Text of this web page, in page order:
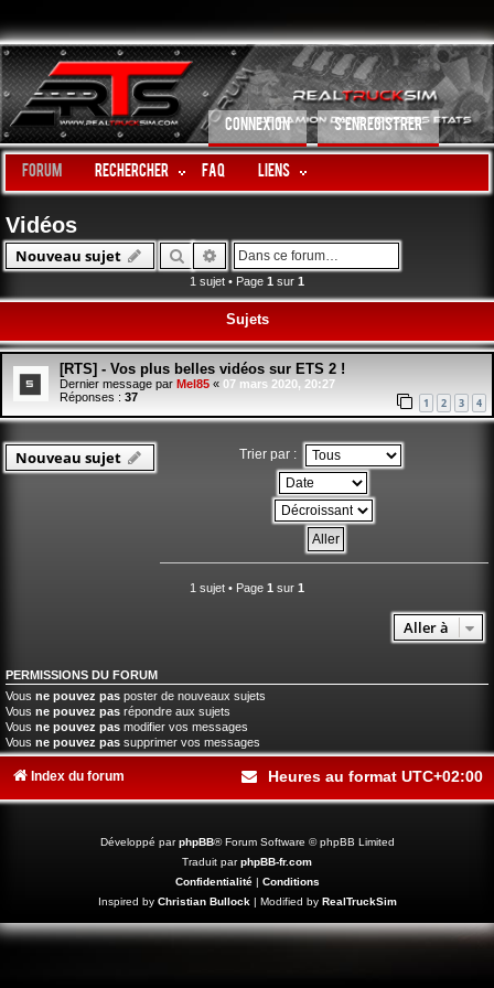
CONNEXION S’ENREGISTRER
Forum Rechercher FAQ LIENS
Vidéos
Nouveau sujet RechercherRecherche avancée
1 sujet • Page 1 sur 1
Sujets
[RTS] - Vos plus belles vidéos sur ETS 2 !
Dernier message par Mel85 « 07 mars 2020, 20:27
Réponses : 37 1 2 3 4
Nouveau sujet Trier par :
1 sujet • Page 1 sur 1
Aller à
PERMISSIONS DU FORUM
Vous ne pouvez pas poster de nouveaux sujets
Vous ne pouvez pas répondre aux sujets
Vous ne pouvez pas modifier vos messages
Vous ne pouvez pas supprimer vos messages
Index du forum Heures au format UTC+02:00
Développé parphpBB® Forum Software © phpBB Limited
Traduit parphpBB-fr.com
Confidentialité| Conditions
Inspired by Christian Bullock| Modified by RealTruckSim